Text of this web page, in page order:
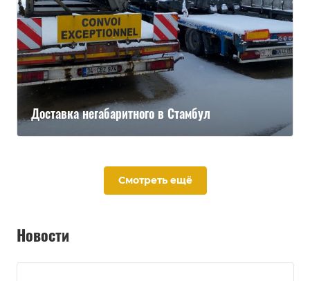
Доставка негабаритного в Стамбул
Смотреть ещё
Новости